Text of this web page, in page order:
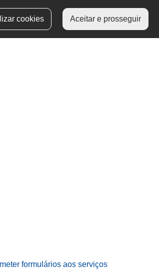
cookies Aceitar e prosseguir
Aceder à área
reservada
autenticação
formulários aos serviços